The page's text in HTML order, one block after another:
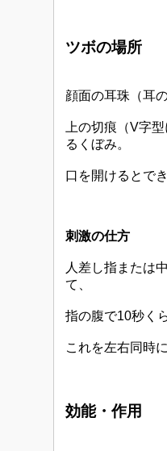
ツボの場所
顔面の耳珠（耳
上の切痕（V字
るくぼみ。
口を開けるとで
刺激の仕方
人差し指または
て、
指の腹で10秒く
これを左右同時
効能・作用